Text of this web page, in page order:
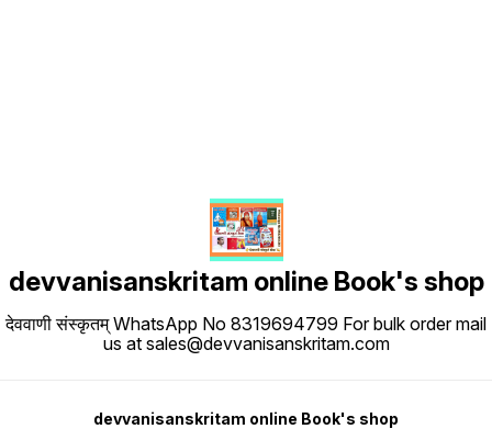
devvanisanskritam online Book's shop
देववाणी संस्कृतम् WhatsApp No 8319694799 For bulk order mail
us at sales@devvanisanskritam.com
devvanisanskritam online Book's shop